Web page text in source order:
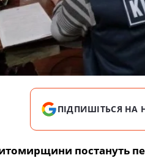
ПІДПИШІТЬСЯ НА
постануть